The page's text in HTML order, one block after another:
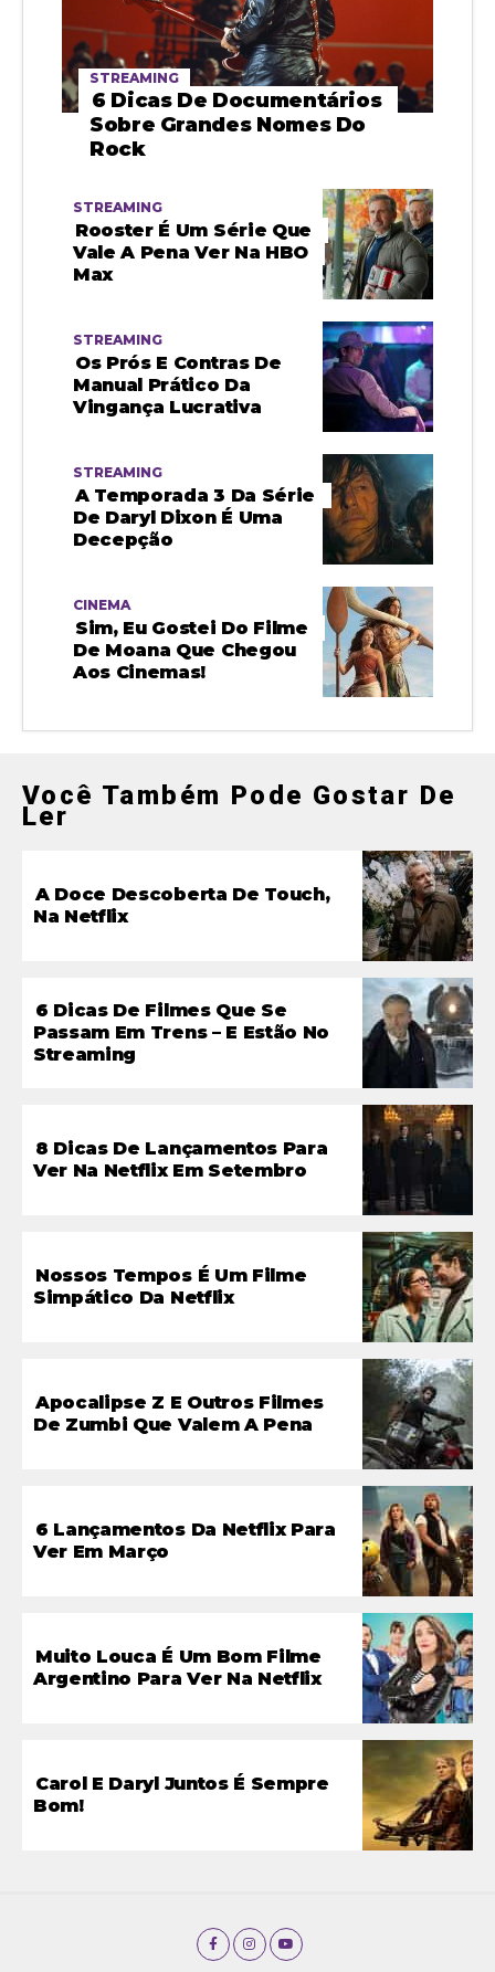
STREAMING
6 Dicas De Documentários
Sobre Grandes Nomes Do
Rock
STREAMING
Rooster É Um Série Que
Vale A Pena Ver Na HBO
Max
STREAMING
Os Prós E Contras De
Manual Prático Da
Vingança Lucrativa
STREAMING
A Temporada 3 Da Série
De Daryl Dixon É Uma
Decepção
CINEMA
Sim, Eu Gostei Do Filme
De Moana Que Chegou
Aos Cinemas!
Você Também Pode Gostar De
Ler
A Doce Descoberta De Touch,
Na Netflix
6 Dicas De Filmes Que Se
Passam Em Trens – E Estão No
Streaming
8 Dicas De Lançamentos Para
Ver Na Netflix Em Setembro
Nossos Tempos É Um Filme
Simpático Da Netflix
Apocalipse Z E Outros Filmes
De Zumbi Que Valem A Pena
6 Lançamentos Da Netflix Para
Ver Em Março
Muito Louca É Um Bom Filme
Argentino Para Ver Na Netflix
Carol E Daryl Juntos É Sempre
Bom!